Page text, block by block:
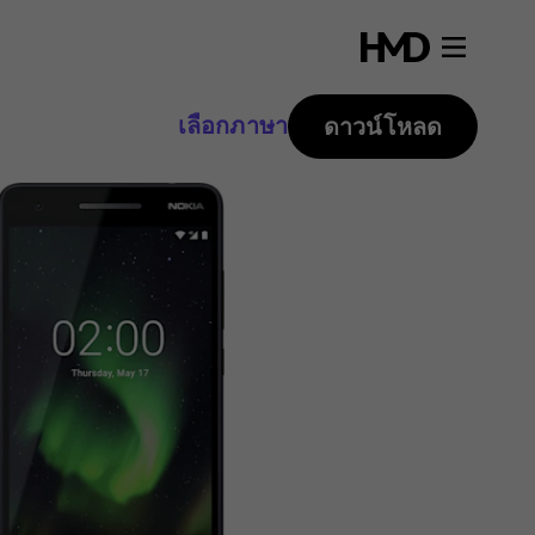
เลือกภาษา ดาวน์โหลด